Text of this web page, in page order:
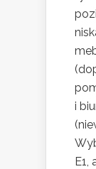
i
E1,